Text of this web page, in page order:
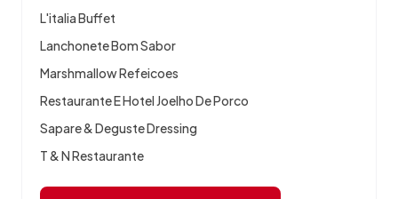
L'italia Buffet
Lanchonete Bom Sabor
Marshmallow Refeicoes
Restaurante E Hotel Joelho De Porco
Sapare & Deguste Dressing
T & N Restaurante